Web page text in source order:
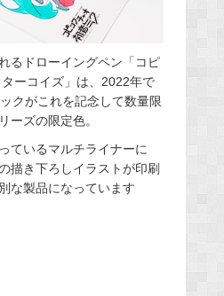
るドローイングペン「コピ
ーコイズ」は、2022年で
クがこれを記念して数量限
ーズの限定色。
ているマルチライナーに
描き下ろしイラストが印刷
な製品になっています